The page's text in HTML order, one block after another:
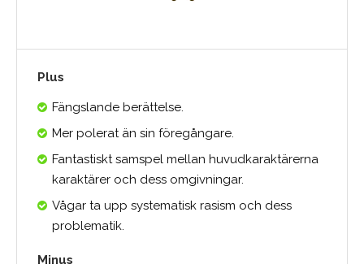
Plus
Fängslande berättelse.
Mer polerat än sin föregångare.
Fantastiskt samspel mellan huvudkaraktärerna
karaktärer och dess omgivningar.
Vågar ta upp systematisk rasism och dess
problematik.
Minus